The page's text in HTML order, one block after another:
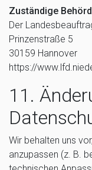
Zuständige
Der
Prinzenstraße 5
30159 Hannover
https://
11.
Wir behalten uns
anzupassen (z. B.